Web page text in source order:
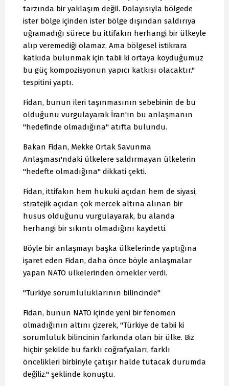
tarzında bir yaklaşım değil. Dolayısıyla bölgede
ister bölge içinden ister bölge dışından saldırıya
uğramadığı sürece bu ittifakın herhangi bir ülkeyle
alıp veremediği olamaz. Ama bölgesel istikrara
katkıda bulunmak için tabii ki ortaya koyduğumuz
bu güç kompozisyonun yapıcı katkısı olacaktır."
tespitini yaptı.
Fidan, bunun ileri taşınmasının sebebinin de bu
olduğunu vurgulayarak İran'ın bu anlaşmanın
"hedefinde olmadığına" atıfta bulundu.
Bakan Fidan, Mekke Ortak Savunma
Anlaşması'ndaki ülkelere saldırmayan ülkelerin
"hedefte olmadığına" dikkati çekti.
Fidan, ittifakın hem hukuki açıdan hem de siyasi,
stratejik açıdan çok mercek altına alınan bir
husus olduğunu vurgulayarak, bu alanda
herhangi bir sıkıntı olmadığını kaydetti.
Böyle bir anlaşmayı başka ülkelerinde yaptığına
işaret eden Fidan, daha önce böyle anlaşmalar
yapan NATO ülkelerinden örnekler verdi.
"Türkiye sorumluluklarının bilincinde"
Fidan, bunun NATO içinde yeni bir fenomen
olmadığının altını çizerek, "Türkiye de tabii ki
sorumluluk bilincinin farkında olan bir ülke. Biz
hiçbir şekilde bu farklı coğrafyaları, farklı
öncelikleri birbiriyle çatışır halde tutacak durumda
değiliz." şeklinde konuştu.